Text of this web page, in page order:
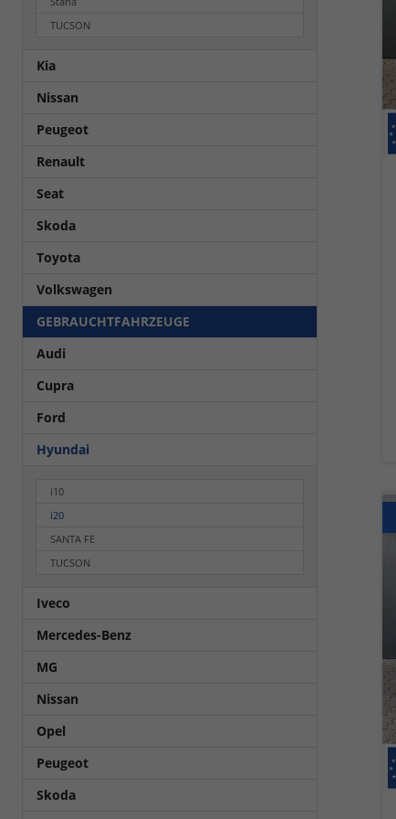
TUCSON
Kia
Nissan
Peugeot
Renault
Seat
Skoda
Toyota
Volkswagen
GEBRAUCHTFAHRZEUGE
Audi
Cupra
Ford
Hyundai
i10
i20
SANTA FE
TUCSON
Iveco
Mercedes-Benz
MG
Nissan
Opel
Peugeot
Skoda